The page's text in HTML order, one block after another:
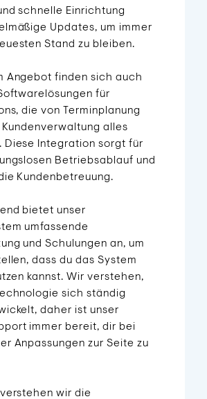
schnelle Einrichtung
Updates, um immer
Stand zu bleiben.
Angebot finden sich auch
für
die von Terminplanung
Kundenverwaltung alles
Diese Integration sorgt für
Betriebsablauf und
Kundenbetreuung.
bietet unser
umfassende
und Schulungen an, um
dass du das System
kannst. Wir verstehen,
sich ständig
daher ist unser
immer bereit, dir bei
Anpassungen zur Seite zu
wir die